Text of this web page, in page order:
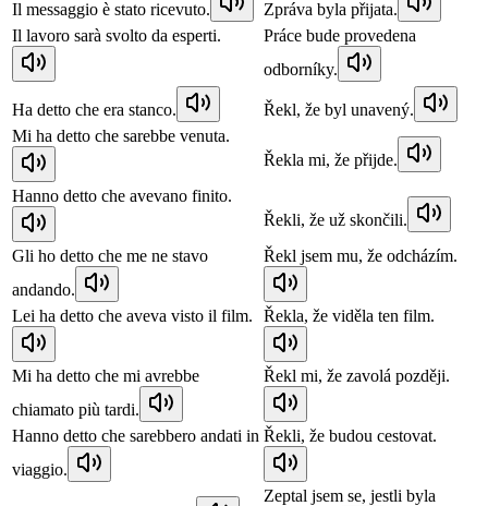
Il messaggio è stato ricevuto.
Zpráva byla přijata.
Il lavoro sarà svolto da esperti.
Práce bude provedena
odborníky.
Ha detto che era stanco.
Řekl, že byl unavený.
Mi ha detto che sarebbe venuta.
Řekla mi, že přijde.
Hanno detto che avevano finito.
Řekli, že už skončili.
Gli ho detto che me ne stavo
andando.
Řekl jsem mu, že odcházím.
Lei ha detto che aveva visto il film. Řekla, že viděla ten film.
Mi ha detto che mi avrebbe
chiamato più tardi.
Řekl mi, že zavolá později.
Hanno detto che sarebbero andati in
viaggio.
Řekli, že budou cestovat.
Zeptal jsem se, jestli byla